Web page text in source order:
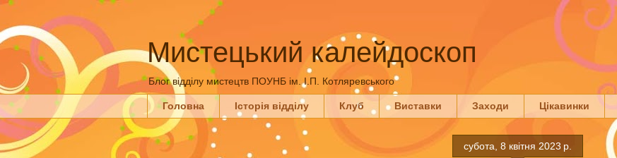
Мистецький калейдоскоп
Блог відділу мистецтв ПОУНБ ім. І.П. Котляревського
Головна Історія відділу Клуб Виставки Заходи Цікавинки
субота, 8 квітня 2023 р.